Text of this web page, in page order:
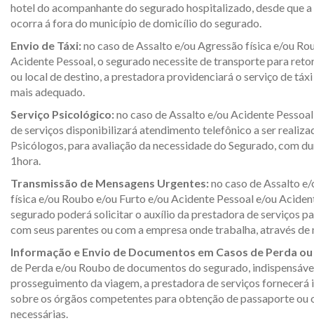
hotel do acompanhante do segurado hospitalizado, desde que
ocorra á fora do município de domicílio do segurado.
Envio de Táxi:no caso de Assalto e/ou Agressão física e/ou
Acidente Pessoal, o segurado necessite de transporte para
ou local de destino, a prestadora providenciará o serviço de
mais adequado.
Serviço Psicológico:no caso de Assalto e/ou Acidente
de serviços disponibilizará atendimento telefônico a ser
Psicólogos, para avaliação da necessidade do Segurado, com
1hora.
Transmissão de Mensagens Urgentes:no caso de Assalto
física e/ou Roubo e/ou Furto e/ou Acidente Pessoal e/ou
segurado poderá solicitar o auxílio da prestadora de serviços
com seus parentes ou com a empresa onde trabalha, através de
Informação e Envio de Documentos em Casos de Perda
de Perda e/ou Roubo de documentos do segurado,
prosseguimento da viagem, a prestadora de serviços fornecerá
sobre os órgãos competentes para obtenção de passaporte ou
necessárias.